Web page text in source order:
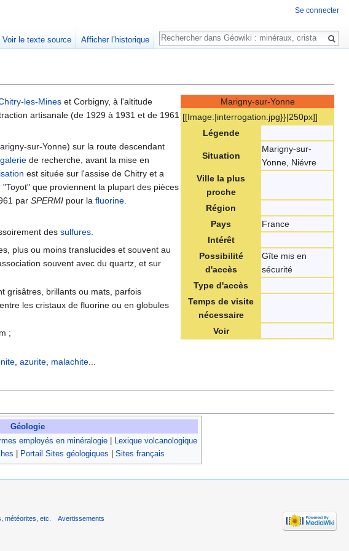
Marigny-sur-Yonne
[[Image:‎|interrogation.jpg}}|250px]]
Légende
Situation
Marigny-sur-
Yonne, Niévre
Ville la plus
proche
Région
Pays
France
Intérêt
Possibilité
d'accès
Gîte mis en
sécurité
Type d'accès
Temps de visite
nécessaire
Voir
les-Mines et Corbigny, à l'altitude
artisanale (de 1929 à 1931 et de 1961
sur-Yonne) sur la route descendant
galerie de recherche, avant la mise en
est située sur l'assise de Chitry et a
que proviennent la plupart des pièces
parSPERMI pour lafluorine.
dessulfures.
plus ou moins translucides et souvent au
souvent avec du quartz, et sur
grisâtres, brillants ou mats, parfois
les cristaux de fluorine ou en globules
;
,azurite malachite
Géologie
employés en minéralogie
Lexique volcanologique
Portail Sites géologiques Sites français
Se connecter
Voir le texte source Afficher l’historique
Rechercher
météorites, etc. Avertissements